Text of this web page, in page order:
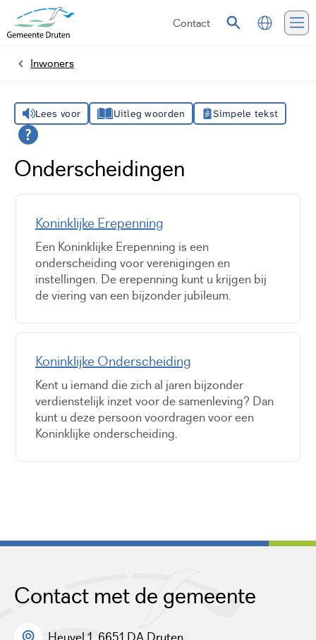
Contact
ZoekenVertalen
HomeInwoners
Lees voor Uitleg woorden Simpele tekst
Onderscheidingen
Koninklijke Erepenning
Een Koninklijke Erepenning is een
onderscheiding voor verenigingen en
instellingen. De erepenning kunt u krijgen bij
de viering van een bijzonder jubileum.
Koninklijke Onderscheiding
Kent u iemand die zich al jaren bijzonder
verdienstelijk inzet voor de samenleving? Dan
kunt u deze persoon voordragen voor een
Koninklijke onderscheiding.
Contact met de gemeente